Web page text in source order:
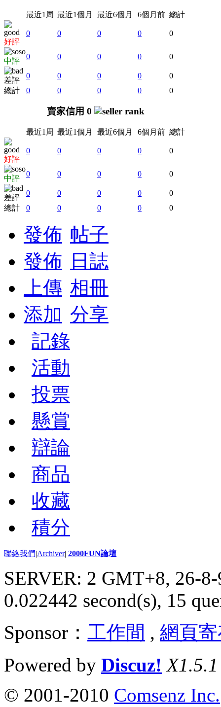
最近1周 最近1個月 最近6個月 6個月前 總計
好評
0 0 0 0 0
中評
0 0 0 0 0
差評
0 0 0 0
0
總計
0 0 0 0 0
賣家信用 0
最近1周 最近1個月 最近6個月 6個月前 總計
好評
0 0 0 0 0
中評
0 0 0 0 0
差評
0 0 0 0
0
總計
0 0 0 0 0
發佈 帖子
發佈
日誌
上傳 相冊
添加 分享
記錄
活動
投票
懸賞
辯論
商品
收藏
積分
聯絡我們|Archiver| 2000FUN論壇
SERVER: 2 GMT+8, 26-
0.022442 second(s), 15
Sponsor： 工作間 , 網頁
Powered by Discuz! X1.5.1
© 2001-2010 Comsenz Inc.